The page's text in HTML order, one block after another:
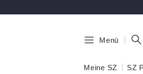
Menü
Meine SZ SZ